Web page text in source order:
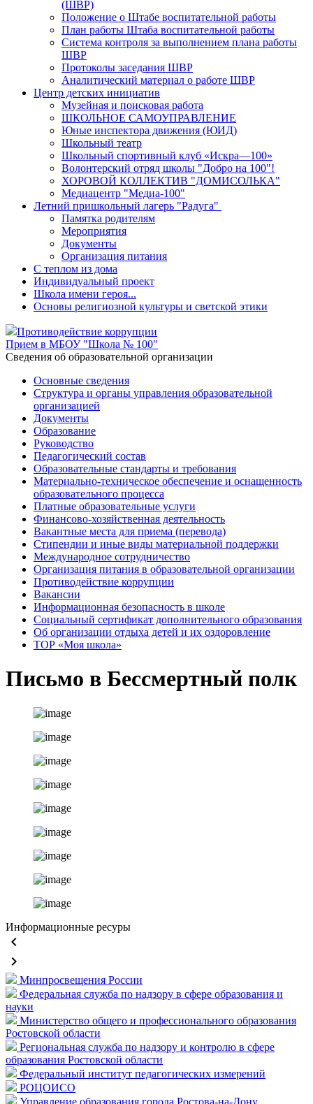
(ШВР)
Положение о Штабе воспитательной работы
План работы Штаба воспитательной работы
Система контроля за выполнением плана работы
ШВР
Протоколы заседания ШВР
Аналитический материал о работе ШВР
Центр детских инициатив
Музейная и поисковая работа
ШКОЛЬНОЕ САМОУПРАВЛЕНИЕ
Юные инспектора движения (ЮИД)
Школьный театр
Школьный спортивный клуб «Искра—100»
Волонтерский отряд школы "Добро на 100"!
ХОРОВОЙ КОЛЛЕКТИВ "ДОМИСОЛЬКА"
Медиацентр "Медиа-100"
Летний пришкольный лагерь "Радуга"
Памятка родителям
Мероприятия
Документы
Организация питания
С теплом из дома
Индивидуальный проект
Школа имени героя...
Основы религиозной культуры и светской этики
Противодействие коррупции
Прием в МБОУ "Школа № 100"
Cведения об образовательной организации
Основные сведения
Структура и органы управления образовательной
организацией
Документы
Образование
Руководство
Педагогический состав
Образовательные стандарты и требования
Материально-техническое обеспечение и оснащенность
образовательного процесса
Платные образовательные услуги
Финансово-хозяйственная деятельность
Вакантные места для приема (перевода)
Стипендии и иные виды материальной поддержки
Международное сотрудничество
Организация питания в образовательной организации
Противодействие коррупции
Вакансии
Информационная безопасность в школе
Социальный сертификат дополнительного образования
Об организации отдыха детей и их оздоровление
ТОР «Моя школа»
Письмо в Бессмертный полк
Информационные ресуры
keyboard_arrow_left
keyboard_arrow_right
Минпросвещения России
Федеральная служба по надзору в сфере образования и
науки
Министерство общего и профессионального образования
Ростовской области
Региональная служба по надзору и контролю в сфере
образования Ростовской области
Федеральный институт педагогических измерений
РОЦОИСО
Управление образования города Ростова-на-Дону